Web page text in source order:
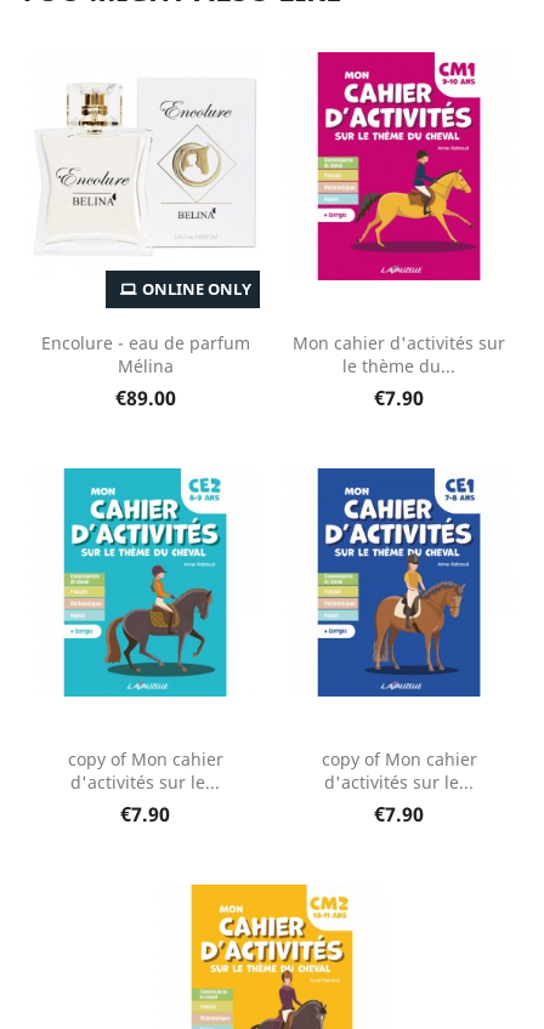
Encolure - eau de parfum
Mélina
€89.00
ONLINE ONLY
Mon cahier d'activités sur
le thème du...
€7.90
copy of Mon cahier
d'activités sur le...
€7.90
copy of Mon cahier
d'activités sur le...
€7.90